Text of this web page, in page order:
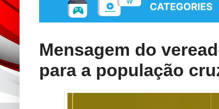
Mensagem do
para a população